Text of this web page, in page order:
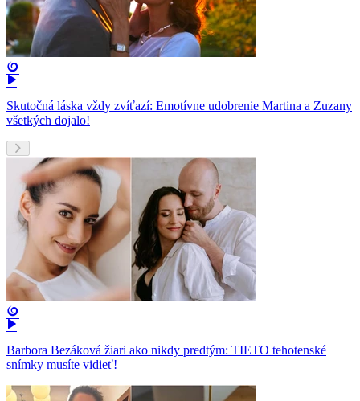
Skutočná láska vždy zvíťazí: Emotívne udobrenie Martina a Zuzany
všetkých dojalo!
Barbora Bezáková žiari ako nikdy predtým: TIETO tehotenské
snímky musíte vidieť!